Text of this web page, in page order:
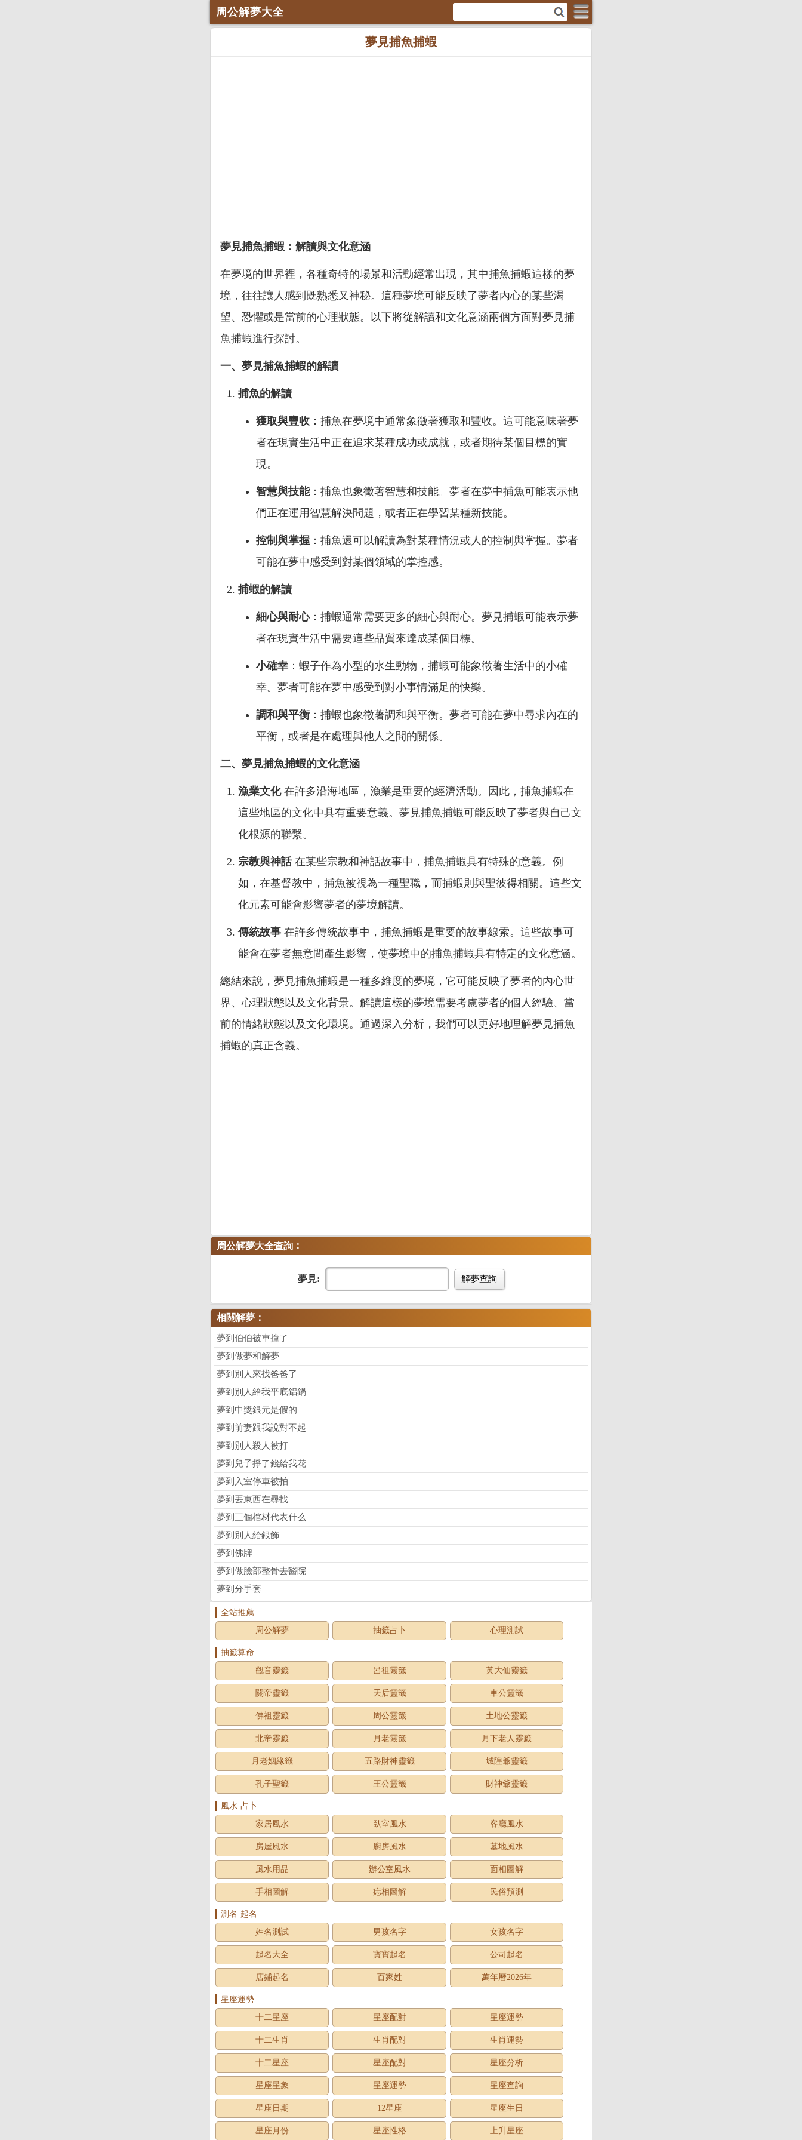
周公解夢大全
夢見捕魚捕蝦
夢見捕魚捕蝦：解讀與文化意涵
在夢境的世界裡，各種奇特的場景和活動經常出現，其中捕魚捕蝦這樣的夢
境，往往讓人感到既熟悉又神秘。這種夢境可能反映了夢者內心的某些渴
望、恐懼或是當前的心理狀態。以下將從解讀和文化意涵兩個方面對夢見捕
魚捕蝦進行探討。
一、夢見捕魚捕蝦的解讀
捕魚的解讀
獲取與豐收 ：捕魚在夢境中通常象徵著獲取和豐收。這可能意味著夢
者在現實生活中正在追求某種成功或成就，或者期待某個目標的實
現。
智慧與技能：捕魚也象徵著智慧和技能。夢者在夢中捕魚可能表示他
們正在運用智慧解決問題，或者正在學習某種新技能。
控制與掌握 ：捕魚還可以解讀為對某種情況或人的控制與掌握。夢者
可能在夢中感受到對某個領域的掌控感。
捕蝦的解讀
細心與耐心：捕蝦通常需要更多的細心與耐心。夢見捕蝦可能表示夢
者在現實生活中需要這些品質來達成某個目標。
小確幸 ：蝦子作為小型的水生動物，捕蝦可能象徵著生活中的小確
幸。夢者可能在夢中感受到對小事情滿足的快樂。
調和與平衡 ：捕蝦也象徵著調和與平衡。夢者可能在夢中尋求內在的
平衡，或者是在處理與他人之間的關係。
二、夢見捕魚捕蝦的文化意涵
漁業文化在許多沿海地區，漁業是重要的經濟活動。因此，捕魚捕蝦在
這些地區的文化中具有重要意義。夢見捕魚捕蝦可能反映了夢者與自己文
化根源的聯繫。
宗教與神話在某些宗教和神話故事中，捕魚捕蝦具有特殊的意義。例
如，在基督教中，捕魚被視為一種聖職，而捕蝦則與聖彼得相關。這些文
化元素可能會影響夢者的夢境解讀。
傳統故事 在許多傳統故事中，捕魚捕蝦是重要的故事線索。這些故事可
能會在夢者無意間產生影響，使夢境中的捕魚捕蝦具有特定的文化意涵。
總結來說，夢見捕魚捕蝦是一種多維度的夢境，它可能反映了夢者的內心世
界、心理狀態以及文化背景。解讀這樣的夢境需要考慮夢者的個人經驗、當
前的情緒狀態以及文化環境。通過深入分析，我們可以更好地理解夢見捕魚
捕蝦的真正含義。
周公解夢大全查詢 ：
夢見: 解夢查詢
相關解夢：
夢到伯伯被車撞了
夢到做夢和解夢
夢到別人來找爸爸了
夢到別人給我平底鋁鍋
夢到中獎銀元是假的
夢到前妻跟我說對不起
夢到別人殺人被打
夢到兒子掙了錢給我花
夢到入室停車被拍
夢到丟東西在尋找
夢到三個棺材代表什么
夢到別人給銀飾
夢到佛牌
夢到做臉部整骨去醫院
夢到分手套
全站推薦
周公解夢
抽籤占卜 心理測試
抽籤算命
觀音靈籤
呂祖靈籤 黃大仙靈籤
關帝靈籤 天后靈籤 車公靈籤
佛祖靈籤 周公靈籤 土地公靈籤
北帝靈籤 月老靈籤 月下老人靈籤
月老姻緣籤 五路財神靈籤 城隍爺靈籤
孔子聖籤 王公靈籤 財神爺靈籤
風水·占卜
家居風水
臥室風水 客廳風水
房屋風水 廚房風水 墓地風水
風水用品 辦公室風水 面相圖解
手相圖解 痣相圖解 民俗預測
測名·起名
姓名測試
男孩名字 女孩名字
起名大全 寶寶起名 公司起名
店鋪起名 百家姓 萬年曆2026年
星座運勢
十二星座
星座配對 星座運勢
十二生肖 生肖配對 生肖運勢
十二星座 星座配對 星座分析
星座星象 星座運勢 星座查詢
星座日期 12星座 星座生日
星座月份 星座性格 上升星座